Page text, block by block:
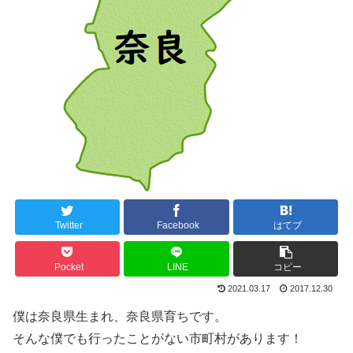
Twitter Facebook はてブ
Pocket LINE コピー
2021.03.17 2017.12.30
僕は奈良県生まれ、奈良県育ちです。
そんな僕でも行ったことがない市町村があります！